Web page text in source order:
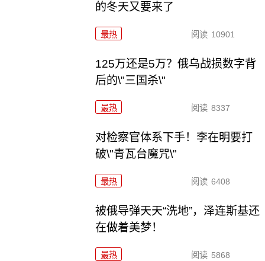
的冬天又要来了
最热 阅读 10901
125万还是5万？俄乌战损数字背
后的\"三国杀\"
最热 阅读 8337
对检察官体系下手！李在明要打
破\"青瓦台魔咒\"
最热 阅读 6408
被俄导弹天天“洗地”，泽连斯基还
在做着美梦！
最热 阅读 5868